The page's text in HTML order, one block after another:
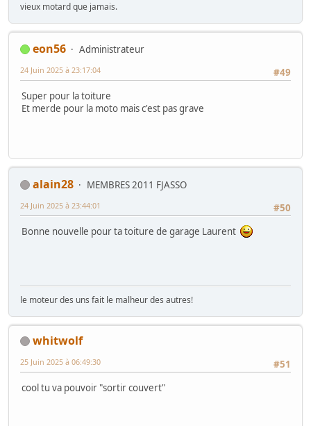
vieux motard que jamais.
eon56
Administrateur
#49
24 Juin 2025 à 23:17:04
Super pour la toiture
Et merde pour la moto mais c'est pas grave
alain28
MEMBRES 2011 FJASSO
#50
24 Juin 2025 à 23:44:01
Bonne nouvelle pour ta toiture de garage Laurent
le moteur des uns fait le malheur des autres!
whitwolf
#51
25 Juin 2025 à 06:49:30
cool tu va pouvoir "sortir couvert"